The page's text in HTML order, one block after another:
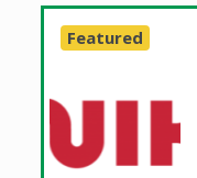
Featured